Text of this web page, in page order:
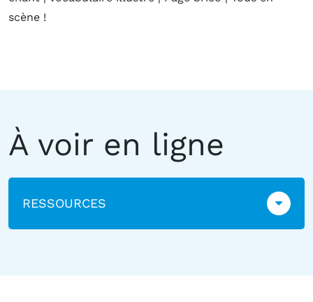
scène !
À voir en ligne
RESSOURCES